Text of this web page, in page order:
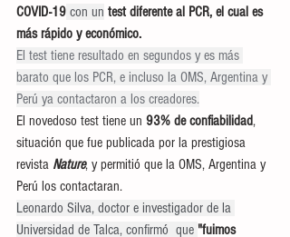
COVID-19 con un test diferente al PCR, el cual es
más rápido y económico.
El test tiene resultado en segundos y es más
barato que los PCR, e incluso la OMS, Argentina y
Perú ya contactaron a los creadores.
El novedoso test tiene un 93% de confiabilidad,
situación que fue publicada por la prestigiosa
revista Nature, y permitió que la OMS, Argentina y
Perú los contactaran.
Leonardo Silva, doctor e investigador de la
Universidad de Talca, confirmó  que "fuimos